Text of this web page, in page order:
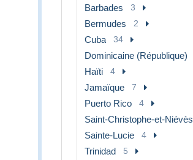
Barbades 3
Bermudes 2
Cuba 34
Dominicaine (République)
Haïti 4
Jamaïque 7
Puerto Rico 4
Saint-Christophe-et-Niévès
Sainte-Lucie 4
Trinidad 5